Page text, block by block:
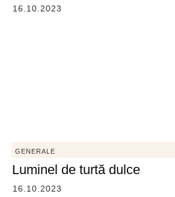
16.10.2023
GENERALE
Luminel de turtă dulce
16.10.2023